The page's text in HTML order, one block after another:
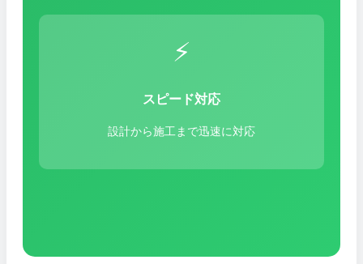
⚡
スピード対応
設計から施工まで迅速に対応